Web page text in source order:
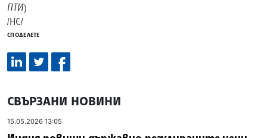
ПТИ)
/НС/
СПОДЕЛЕТЕ
СВЪРЗАНИ НОВИНИ
15.05.2026 13:05